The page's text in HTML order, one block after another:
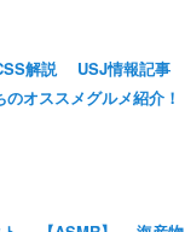
解説
USJ情報記事
オススメグルメ紹介！